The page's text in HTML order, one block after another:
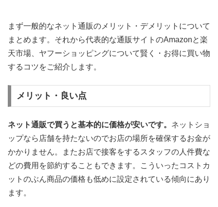
まず一般的なネット通販のメリット・デメリットについて
まとめます。それから代表的な通販サイトのAmazonと楽
天市場、ヤフーショッピングについて賢く・お得に買い物
するコツをご紹介します。
メリット・良い点
ネット通販で買うと基本的に価格が安いです。 ネットショ
ップなら店舗を持たないのでお店の場所を確保するお金が
かかりません。またお店で接客をするスタッフの人件費な
どの費用を節約することもできます。こういったコストカ
ットのぶん商品の価格も低めに設定されている傾向にあり
ます。